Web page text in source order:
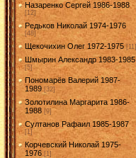
Назаренко Сергей 1986-1988
[12]
Редьков Николай 1974-1976
[48]
Щекочихин Олег 1972-1975 [11]
Шмырин Александр 1983-1985
[5]
Пономарёв Валерий 1987-
1989 [32]
Золотилина Маргарита 1986-
1988 [9]
Султанов Рафаил 1985-1987
[1]
Корчевский Николай 1975-
1976 [1]